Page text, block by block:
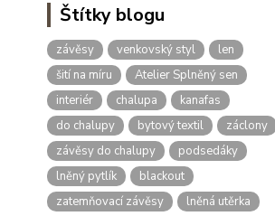
Štítky blogu
závěsy venkovský styl
len
šití na míru
Atelier Splněný sen
interiér
chalupa
kanafas
do chalupy
bytový textil
záclony
závěsy do chalupy
podsedáky
lněný pytlík
blackout
zatemňovací závěsy
lněná utěrka